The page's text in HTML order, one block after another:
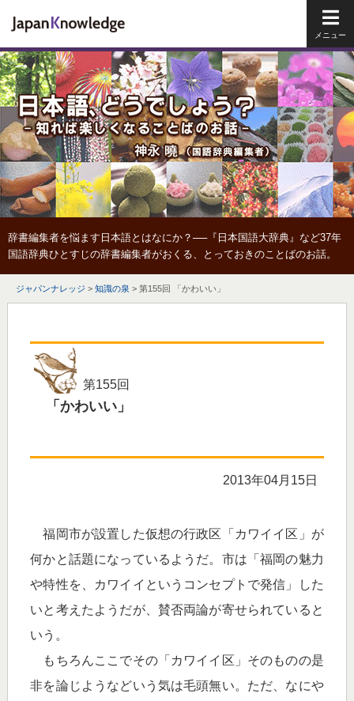
辞書編集者を悩ます日本語とはなにか？──『日本国語大辞典』など37年
国語辞典ひとすじの辞書編集者がおくる、とっておきのことばのお話。
ジャパンナレッジ > 知識の泉 > 第155回 「かわいい」
第155回
「かわいい」
2013年04月15日
福岡市が設置した仮想の行政区「カワイイ区」が
何かと話題になっているようだ。市は「福岡の魅力
や特性を、カワイイというコンセプトで発信」した
いと考えたようだが、賛否両論が寄せられていると
いう。
もちろんここでその「カワイイ区」そのものの是
非を論じようなどいう気は毛頭無い。ただ、なにや